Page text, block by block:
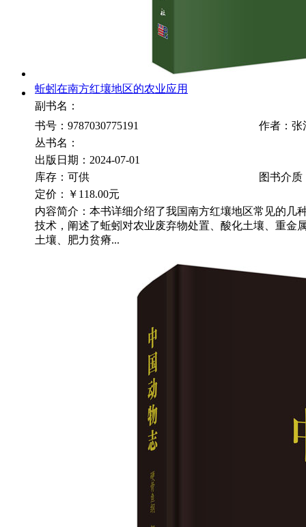
蚯蚓在南方红壤地区的农业应用
副书名：
书号：9787030775191
作者：张
丛书名：
出版日期：2024-07-01
库存：可供
图书介质
定价：
￥118.00元
内容简介：本书详细介绍了我国南方红壤地区常见的几
技术，阐述了蚯蚓对农业废弃物处置、酸化土壤、重金
土壤、肥力贫瘠...